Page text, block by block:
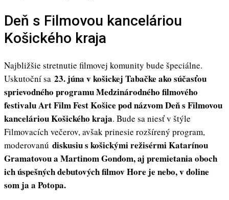
Deň s Filmovou kanceláriou
Košického kraja
Najbližšie stretnutie filmovej komunity bude špeciálne.
Uskutoční sa 23. júna v košickej Tabačke ako súčasťou
sprievodného programu Medzinárodného filmového
festivalu Art Film Fest Košice pod názvom Deň s Filmovou
kanceláriou Košického kraja. Bude sa niesť v štýle
Filmovacích večerov, avšak prinesie rozšírený program,
moderovanú diskusiu s košickými režisérmi Katarínou
Gramatovou a Martinom Gondom, aj premietania oboch
ich úspešných debutových filmov Hore je nebo, v doline
som ja a Potopa.